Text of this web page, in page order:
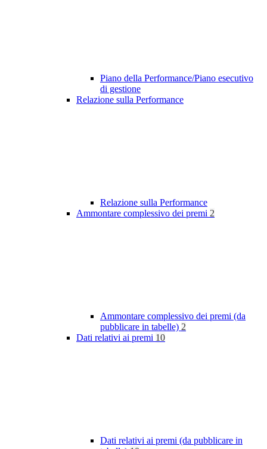
Piano della Performance/Piano esecutivo
di gestione
Relazione sulla Performance
Relazione sulla Performance
Ammontare complessivo dei premi 2
Ammontare complessivo dei premi (da
pubblicare in tabelle) 2
Dati relativi ai premi 10
Dati relativi ai premi (da pubblicare in